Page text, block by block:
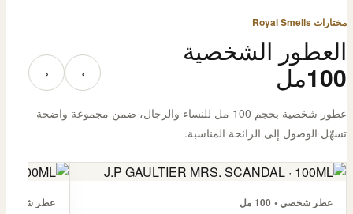
مختارات Royal Smells
العطور الشخصية
100مل
عطور شخصية بحجم 100 مل للنساء والرجال، ضمن مجموعة واضحة
تسهّل الوصول إلى الرائحة المناسبة.
›
‹
عطر شخصي • 100 مل عطر شخصي • 100